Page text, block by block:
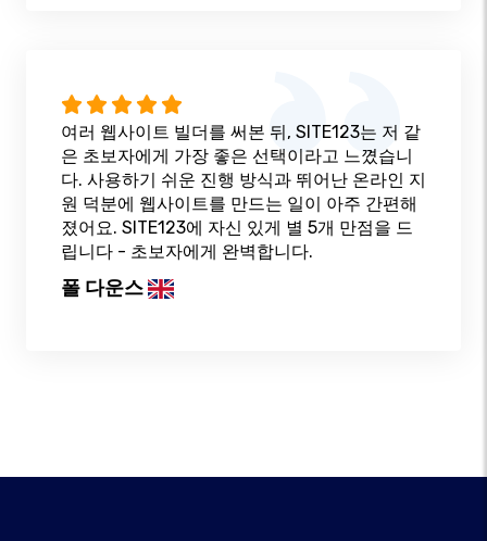
여러 웹사이트 빌더를 써본 뒤, SITE123는 저 같
은 초보자에게 가장 좋은 선택이라고 느꼈습니
다. 사용하기 쉬운 진행 방식과 뛰어난 온라인 지
원 덕분에 웹사이트를 만드는 일이 아주 간편해
졌어요. SITE123에 자신 있게 별 5개 만점을 드
립니다 - 초보자에게 완벽합니다.
폴 다운스